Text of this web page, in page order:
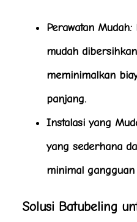
Perawatan Mudah:
mudah
meminimalkan
panjang.
Instalasi yang
yang sederhana
minimal
Solusi Batubeling